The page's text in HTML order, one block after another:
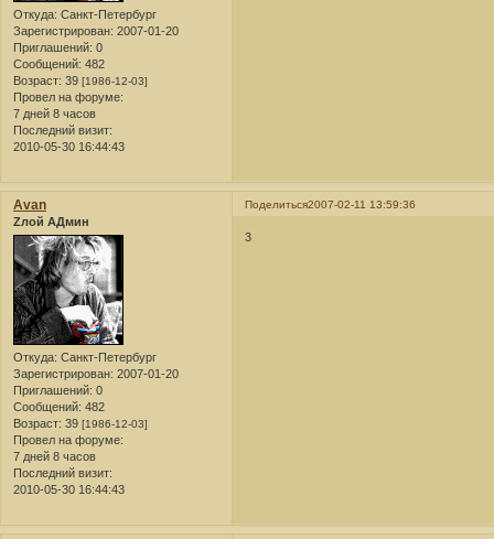
Откуда: Санкт-Петербург
Зарегистрирован: 2007-01-20
Приглашений: 0
Сообщений: 482
Возраст: 39 [1986-12-03]
Провел на форуме:
7 дней 8 часов
Последний визит:
2010-05-30 16:44:43
Поделиться2007-02-11 13:59:36
Avan
Zлой АДмин
Откуда: Санкт-Петербург
Зарегистрирован: 2007-01-20
Приглашений: 0
Сообщений: 482
Возраст: 39 [1986-12-03]
Провел на форуме:
7 дней 8 часов
Последний визит:
2010-05-30 16:44:43
3